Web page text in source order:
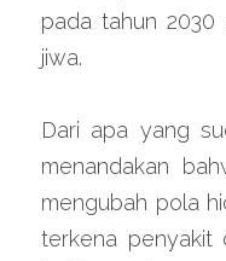
pada tahun 2030
jiwa.
Dari apa yang
menandakan
mengubah pola
terkena penyakit